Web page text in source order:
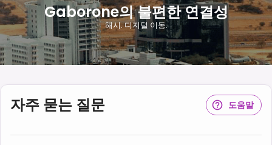
Gaborone의 불편한 연결성
해시. 디지털 이동.
자주 묻는 질문 도움말